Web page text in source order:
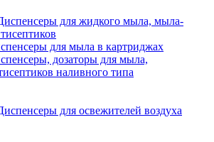
для жидкого мыла, мыла-
для мыла в картриджах
дозаторы для мыла,
наливного типа
для освежителей воздуха